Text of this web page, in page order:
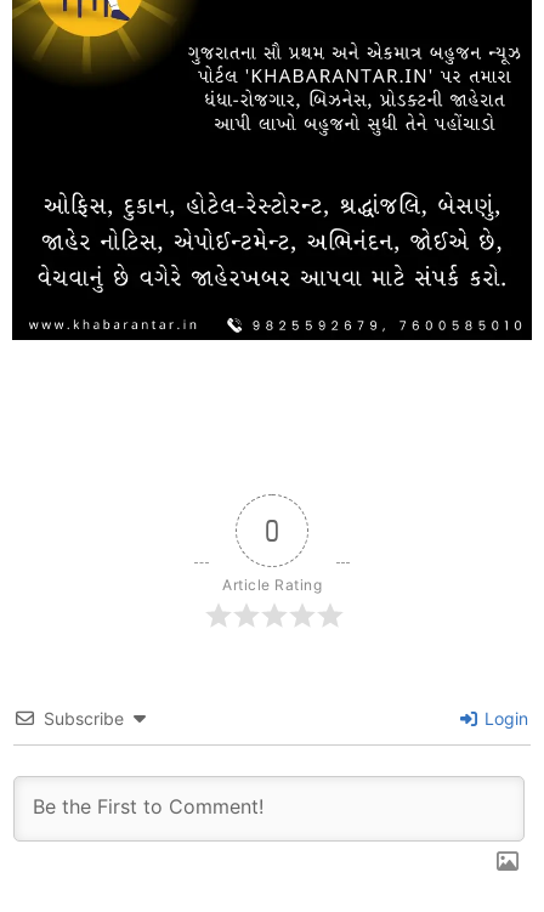
0
Article Rating
Subscribe Login